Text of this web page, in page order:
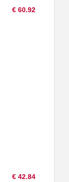
€ 60.92
€ 42.84